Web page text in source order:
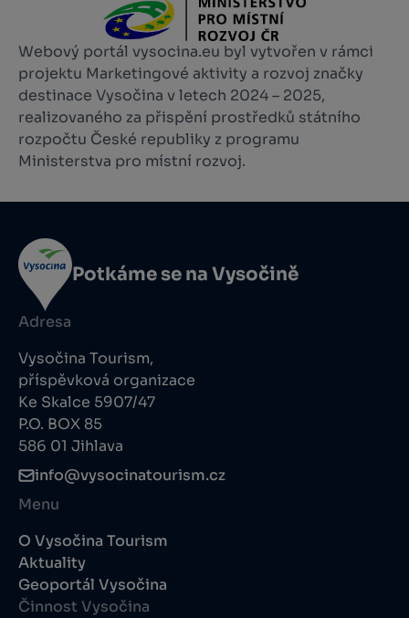
Webový portál vysocina.eu byl vytvořen v rámci
projektu Marketingové aktivity a rozvoj značky
destinace Vysočina v letech 2024 – 2025,
realizovaného za přispění prostředků státního
rozpočtu České republiky z programu
Ministerstva pro místní rozvoj.
Potkáme se na Vysočině
Adresa
Vysočina Tourism,
příspěvková organizace
Ke Skalce 5907/47
P.O. BOX 85
586 01 Jihlava
info@vysocinatourism.cz
Menu
O Vysočina Tourism
Aktuality
Geoportál Vysočina
Činnost Vysočina